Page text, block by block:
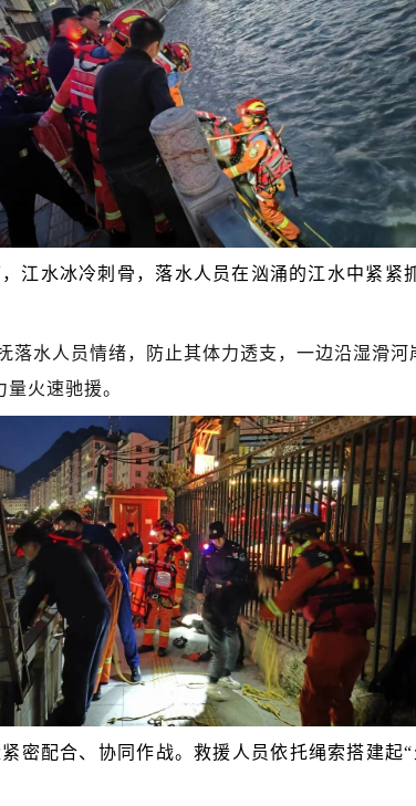
江水冰冷刺骨，落水人员在汹涌的江水中紧紧
落水人员情绪，防止其体力透支，一边沿湿滑
火速驰援。
密配合、协同作战。救援人员依托绳索搭建起